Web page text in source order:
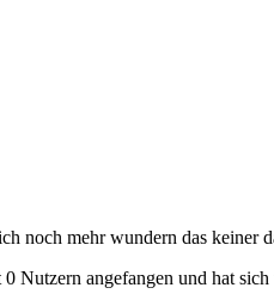
noch mehr wundern das keiner
Nutzern angefangen und hat